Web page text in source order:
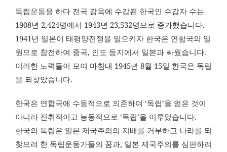
독립운동을 하다 전국 감옥에 수감된 한국인 수감자 수는
1908년 2,424명에서 1943년 23,532명으로 증가했습니다.
1941년 일본이 태평양전쟁을 일으키자 한국은 연합국의 일
원으로 참전하여 중국, 인도 등지에서 일본과 싸웠습니다.
이러한 노력들이 모여 마침내 1945년 8월 15일 한국은 독립
을 되찾았습니다.
한국은 연합국에 수동적으로 의존하여 ‘독립’을 얻은 것이
아니라 진취적이고 능동적으로 ‘독립’을 이루었습니다.
한국의 독립은 일본 제국주의의 지배를 거부하고 나라를 되
찾으려 한 독립운동가들의 꿈과, 일본 제국주의를 심판하려